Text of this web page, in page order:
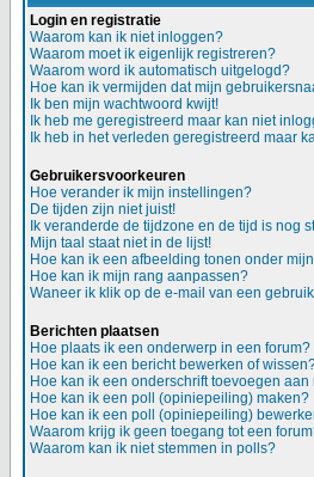
Login en registratie
Waarom kan ik niet inloggen?
Waarom moet ik eigenlijk registreren?
Waarom word ik automatisch uitgelogd?
Hoe kan ik vermijden dat mijn
Ik ben mijn wachtwoord kwijt!
Ik heb me geregistreerd maar kan niet
Ik heb in het verleden geregistreerd maar
Gebruikersvoorkeuren
Hoe verander ik mijn instellingen?
De tijden zijn niet juist!
Ik veranderde de tijdzone en de tijd is nog
Mijn taal staat niet in de lijst!
Hoe kan ik een afbeelding tonen onder
Hoe kan ik mijn rang aanpassen?
Waneer ik klik op de e-mail van een
Berichten plaatsen
Hoe plaats ik een onderwerp in een forum?
Hoe kan ik een bericht bewerken of
Hoe kan ik een onderschrift toevoegen
Hoe kan ik een poll (opiniepeiling) maken?
Hoe kan ik een poll (opiniepeiling)
Waarom krijg ik geen toegang tot een
Waarom kan ik niet stemmen in polls?